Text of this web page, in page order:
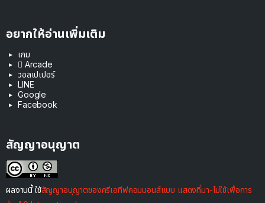
อยากให้อ่านเพิ่มเติม
เกม
 Arcade
วอลเปเปอร์
LINE
Google
Facebook
สัญญาอนุญาต
ผลงานนี้ ใช้สัญญาอนุญาตของครีเอทีฟคอมมอนส์แบบ แสดงที่มา-ไม่ใช้เพื่อการ